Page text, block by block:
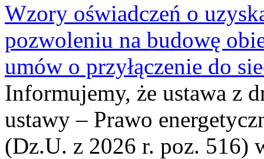
Wzory oświadczeń o
pozwoleniu na budowę
umów o przyłączenie do
Informujemy, że ustawa z
ustawy – Prawo
(Dz.U. z 2026 r. poz. 516)